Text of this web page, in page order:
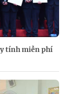
tính miễn phí